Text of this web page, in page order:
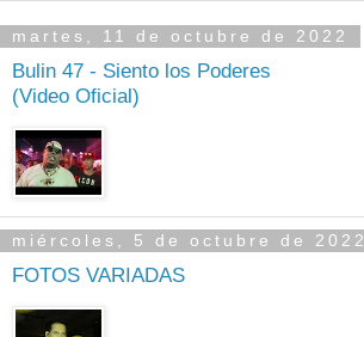
martes, 11 de octubre de 2022
Bulin 47 - Siento los Poderes
(Video Oficial)
miércoles, 5 de octubre de 2022
FOTOS VARIADAS